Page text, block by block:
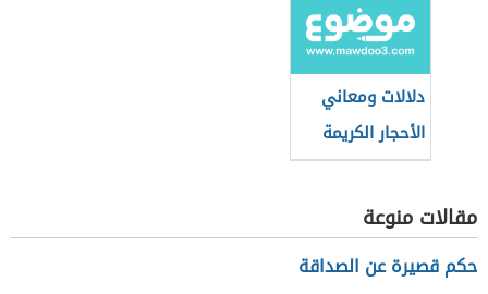
دلالات ومعاني
الأحجار الكريمة
مقالات منوعة
حكم قصيرة عن الصداقة